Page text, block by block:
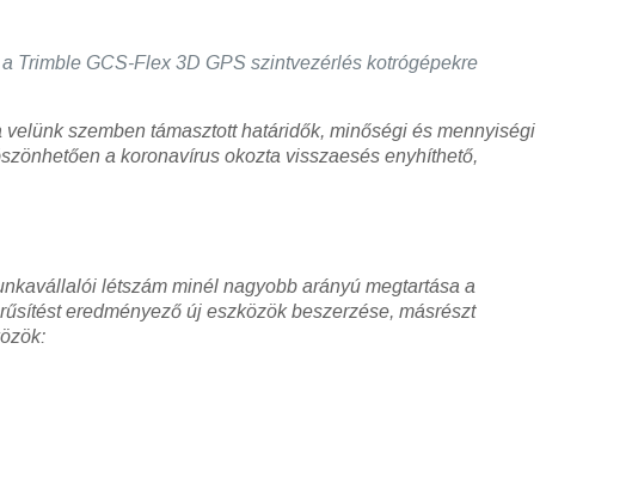
Trimble GCS-Flex 3D GPS szintvezérlés kotrógépekre
szemben támasztott határidők, minőségi és mennyiségi
a koronavírus okozta visszaesés enyhíthető,
létszám minél nagyobb arányú megtartása a
eredményező új eszközök beszerzése, másrészt